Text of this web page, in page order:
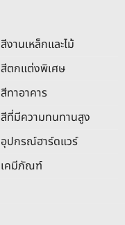
สีงานเหล็กและไม้
สีตกแต่งพิเศษ
สีทาอาคาร
สีที่มีความทนทานสูง
อุปกรณ์ฮาร์ดแวร์
เคมีภัณฑ์